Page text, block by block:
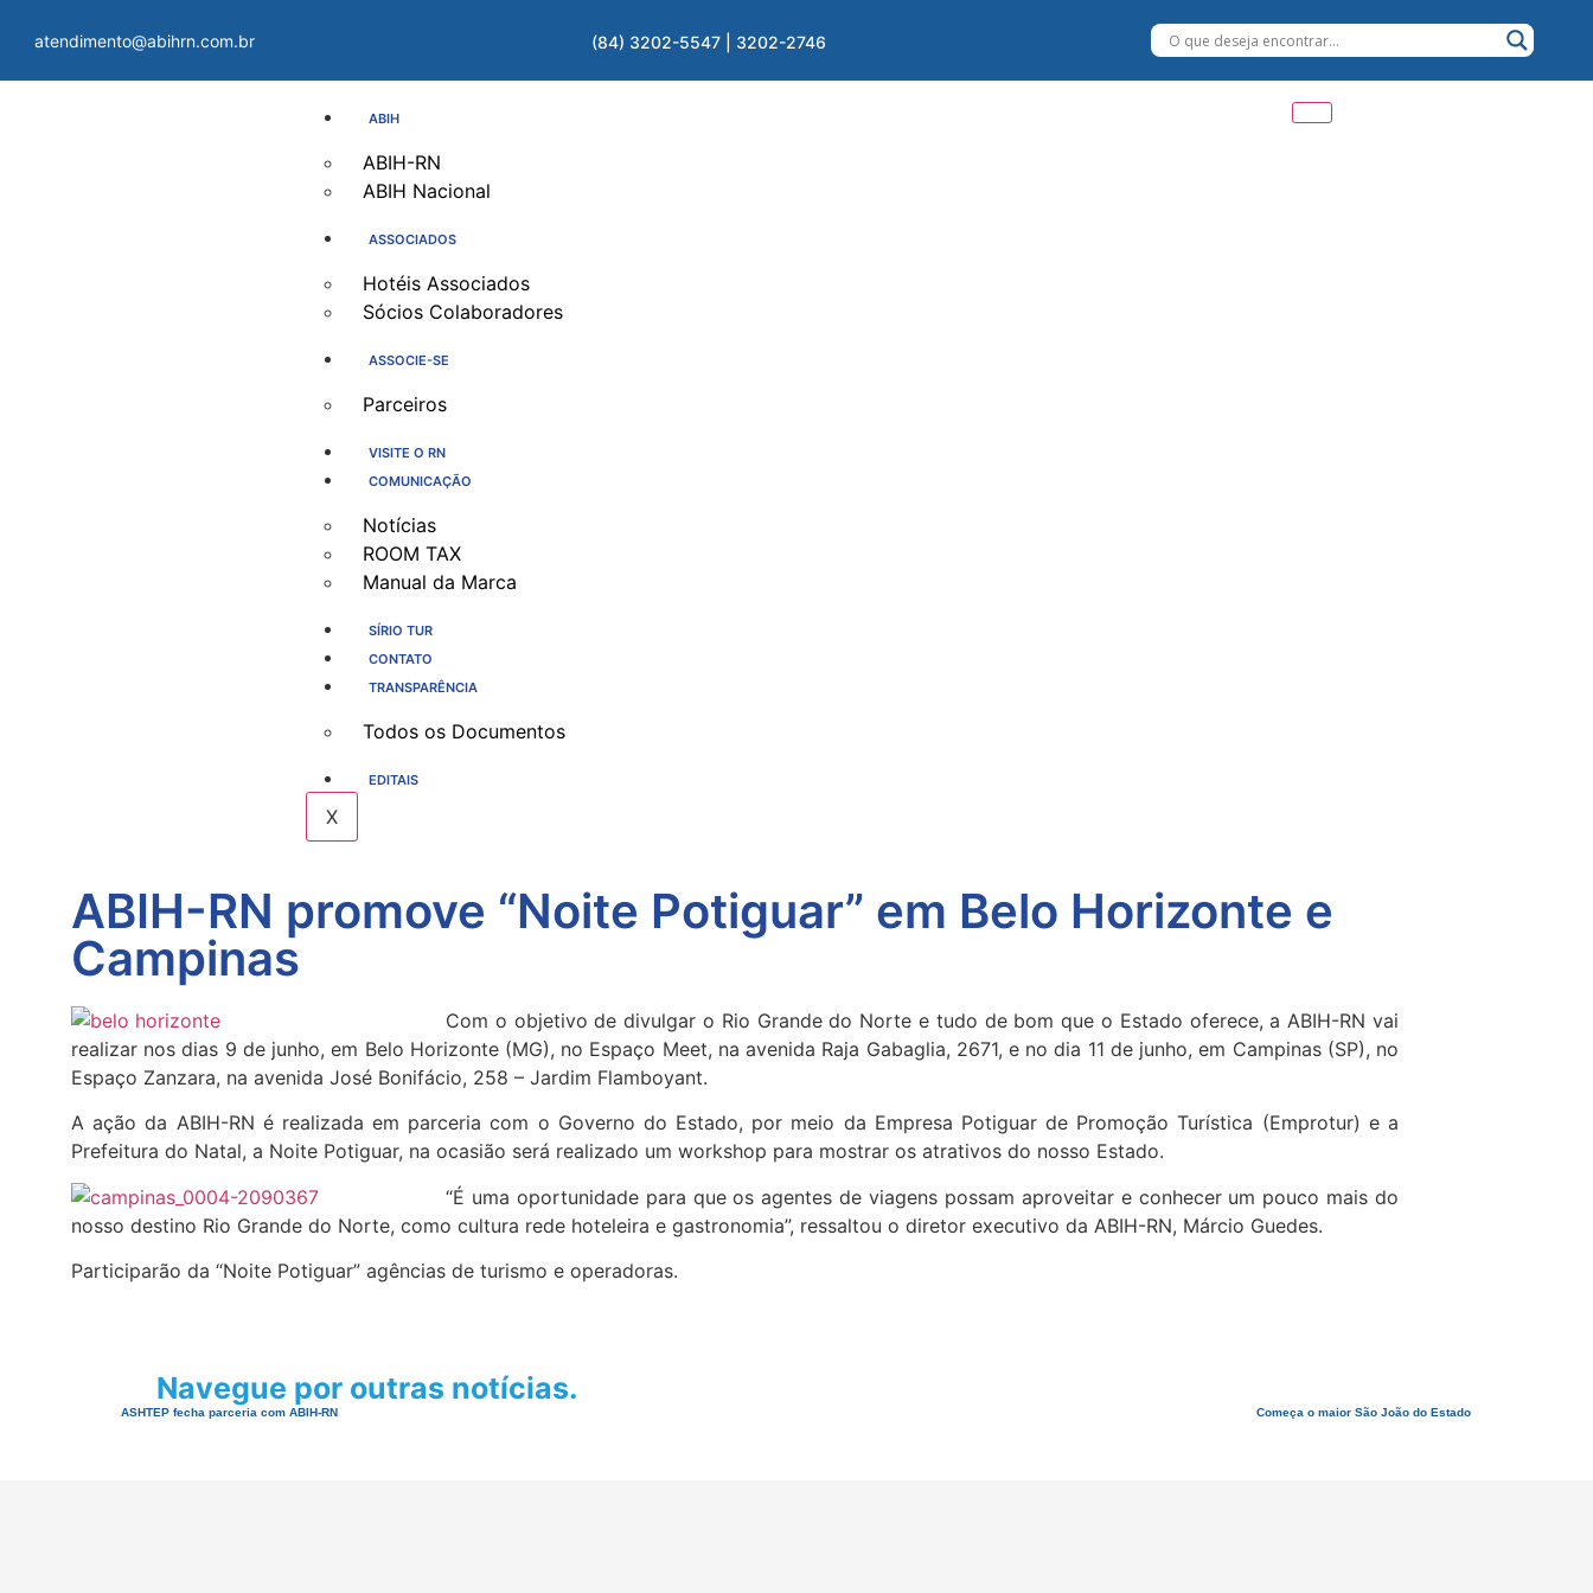
atendimento@abihrn.com.br (84) 3202-5547 | 3202-2746
ABIH
ABIH-RN
ABIH Nacional
ASSOCIADOS
Hotéis Associados
Sócios Colaboradores
ASSOCIE-SE
Parceiros
VISITE O RN
COMUNICAÇÃO
Notícias
ROOM TAX
Manual da Marca
SÍRIO TUR
CONTATO
TRANSPARÊNCIA
Todos os Documentos
EDITAIS
X
ABIH-RN promove “Noite Potiguar” em Belo Horizonte e
Campinas
Com o objetivo de divulgar o Rio Grande do Norte e tudo de bom que o Estado oferece, a ABIH-RN vai
realizar nos dias 9 de junho, em Belo Horizonte (MG), no Espaço Meet, na avenida Raja Gabaglia, 2671, e no dia 11 de junho, em Campinas (SP), no
Espaço Zanzara, na avenida José Bonifácio, 258 – Jardim Flamboyant.
A ação da ABIH-RN é realizada em parceria com o Governo do Estado, por meio da Empresa Potiguar de Promoção Turística (Emprotur) e a
Prefeitura do Natal, a Noite Potiguar, na ocasião será realizado um workshop para mostrar os atrativos do nosso Estado.
“É uma oportunidade para que os agentes de viagens possam aproveitar e conhecer um pouco mais do
nosso destino Rio Grande do Norte, como cultura rede hoteleira e gastronomia”, ressaltou o diretor executivo da ABIH-RN, Márcio Guedes.
Participarão da “Noite Potiguar” agências de turismo e operadoras.
Navegue por outras notícias.
ASHTEP fecha parceria com ABIH-RN Começa o maior São João do Estado